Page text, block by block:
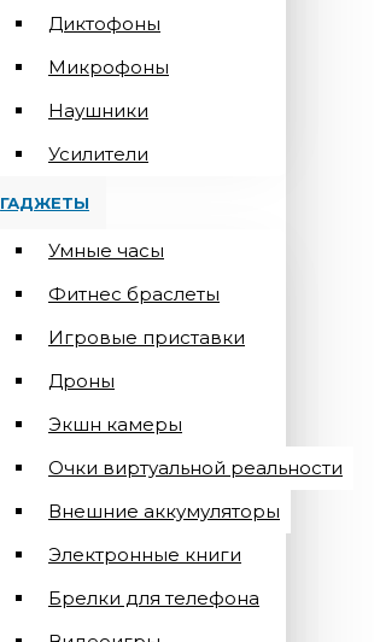
Диктофоны
Микрофоны
Наушники
Усилители
ГАДЖЕТЫ
Умные часы
Фитнес браслеты
Игровые приставки
Дроны
Экшн камеры
Очки виртуальной реальности
Внешние аккумуляторы
Электронные книги
Брелки для телефона